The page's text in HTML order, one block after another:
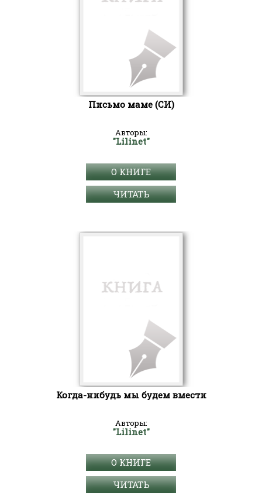
Письмо маме (СИ)
Авторы:
"Lilinet"
О КНИГЕ
ЧИТАТЬ
Когда-нибудь мы будем вмести
Авторы:
"Lilinet"
О КНИГЕ
ЧИТАТЬ